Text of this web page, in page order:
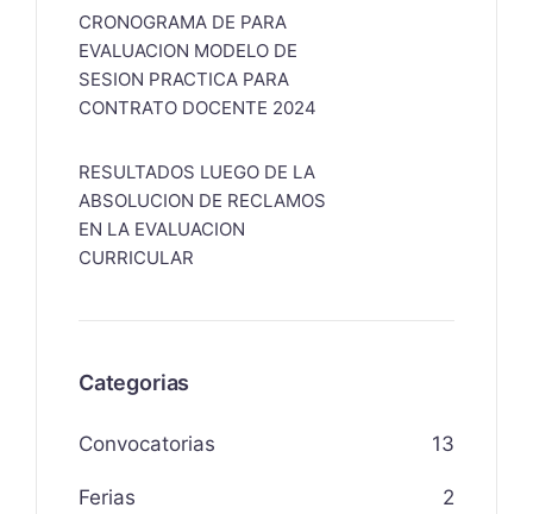
CRONOGRAMA DE PARA
EVALUACION MODELO DE
SESION PRACTICA PARA
CONTRATO DOCENTE 2024
RESULTADOS LUEGO DE LA
ABSOLUCION DE RECLAMOS
EN LA EVALUACION
CURRICULAR
Categorias
Convocatorias 13
Ferias 2